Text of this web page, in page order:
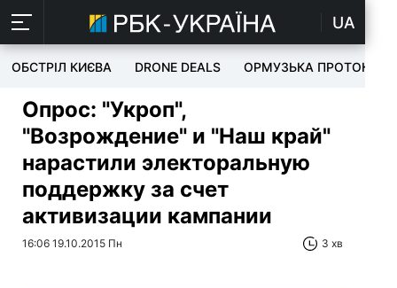
UA
ОБСТРІЛ КИЄВА DRONE DEALS ОРМУЗЬКА ПРОТОКА
Опрос: "Укроп",
"Возрождение" и "Наш край"
нарастили электоральную
поддержку за счет
активизации кампании
16:06 19.10.2015 Пн 3 хв